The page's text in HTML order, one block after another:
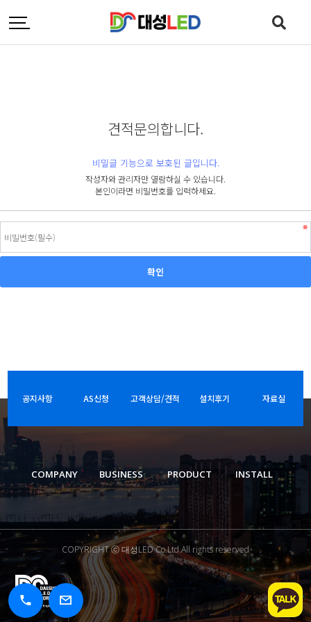
견적문의합니다.
비밀글 기능으로 보호된 글입니다.
작성자와 관리자만 열람하실 수 있습니다.
본인이라면 비밀번호를 입력하세요.
공지사항 AS신청 고객상담/견적 설치후기 자료실
COMPANY BUSINESS PRODUCT INSTALL
COPYRIGHT ⓒ 대성LED Co.Ltd.All rights reserved